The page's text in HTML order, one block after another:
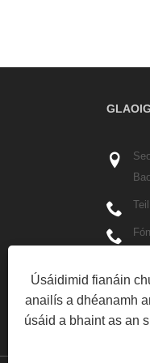
Úsáidimid fianáin
anailís a dhéanamh
úsáid a bhaint as an